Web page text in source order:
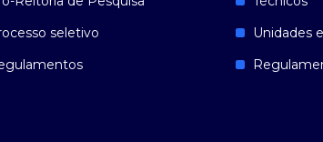
seletivo
Unidades